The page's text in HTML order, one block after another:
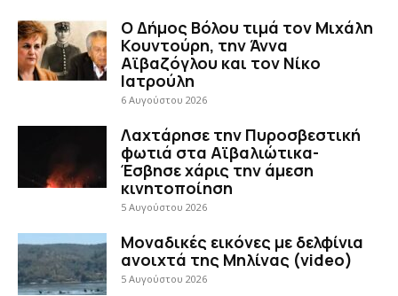
Ο Δήμος Βόλου τιμά τον Μιχάλη
Κουντούρη, την Άννα
Αϊβαζόγλου και τον Νίκο
Ιατρούλη
6 Αυγούστου 2026
Λαχτάρησε την Πυροσβεστική
φωτιά στα Αϊβαλιώτικα-
Έσβησε χάρις την άμεση
κινητοποίηση
5 Αυγούστου 2026
Μοναδικές εικόνες με δελφίνια
ανοιχτά της Μηλίνας (video)
5 Αυγούστου 2026